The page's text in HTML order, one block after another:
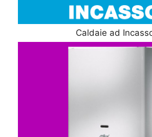
Caldaie ad